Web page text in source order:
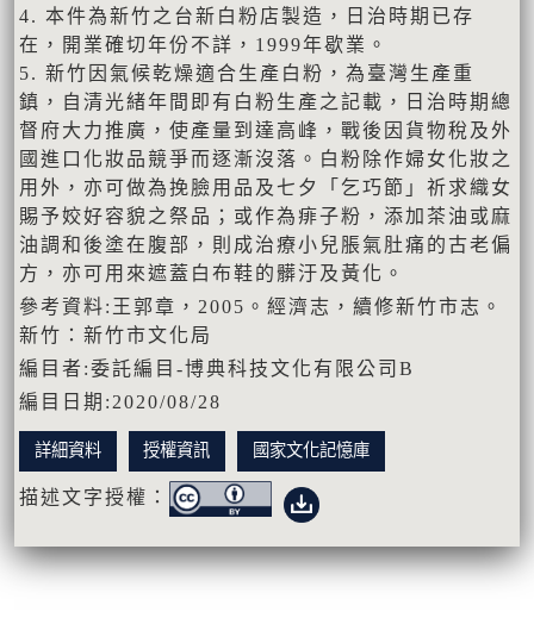
4. 本件為新竹之台新白粉店製造，日治時期已存
在，開業確切年份不詳，1999年歇業。
5. 新竹因氣候乾燥適合生產白粉，為臺灣生產重
鎮，自清光緒年間即有白粉生產之記載，日治時期總
督府大力推廣，使產量到達高峰，戰後因貨物稅及外
國進口化妝品競爭而逐漸沒落。白粉除作婦女化妝之
用外，亦可做為挽臉用品及七夕「乞巧節」祈求織女
賜予姣好容貌之祭品；或作為痱子粉，添加茶油或麻
油調和後塗在腹部，則成治療小兒脹氣肚痛的古老偏
方，亦可用來遮蓋白布鞋的髒汙及黃化。
參考資料:王郭章，2005。經濟志，續修新竹市志。
新竹：新竹市文化局
編目者:委託編目-博典科技文化有限公司B
編目日期:2020/08/28
詳細資料 授權資訊 國家文化記憶庫
描述文字授權：